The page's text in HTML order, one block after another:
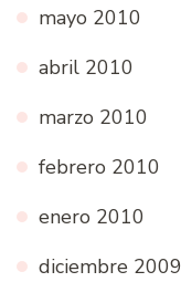
mayo 2010
abril 2010
marzo 2010
febrero 2010
enero 2010
diciembre 2009